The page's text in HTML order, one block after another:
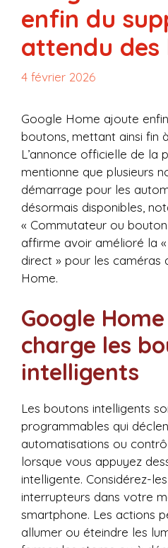
enfin du
attendu des
4 février 2026
Google Home ajoute
boutons, mettant ainsi fin
L’annonce officielle de la
mentionne que plusieurs
démarrage pour les
désormais disponibles,
« Commutateur ou
affirme avoir amélioré la
direct » pour les caméras
Home.
Google
charge les
intelligents
Les boutons intelligents
programmables qui
automatisations ou
lorsque vous appuyez
intelligente. Considérez-
interrupteurs dans votre
smartphone. Les actions
allumer ou éteindre les